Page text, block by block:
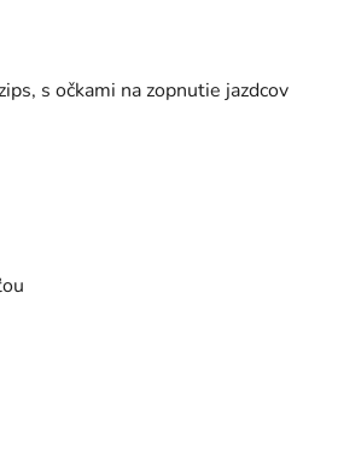
s očkami na zopnutie jazdcov